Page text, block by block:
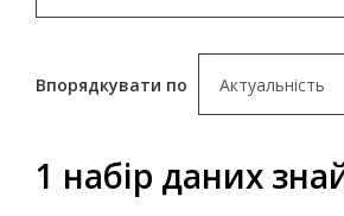
Впорядкувати по
1 набір даних